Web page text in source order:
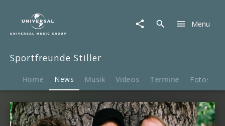
News
Menu
Sportfreunde Stiller
Home News Musik Videos Termine Fotos